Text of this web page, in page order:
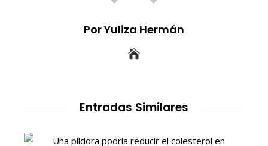
Por Yuliza Hermán
Entradas Similares